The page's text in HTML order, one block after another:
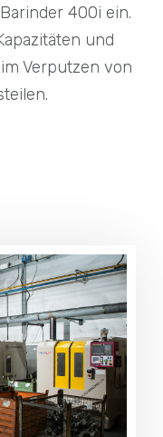
400i ein.
und
Verputzen von